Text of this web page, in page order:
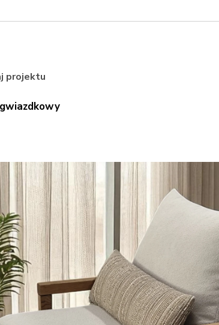
projektu